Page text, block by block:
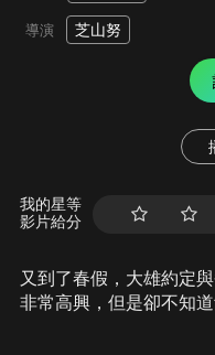
導演 芝山努
我的星等
影片給分
又到了春假，大雄約定
非常高興，但是卻不知